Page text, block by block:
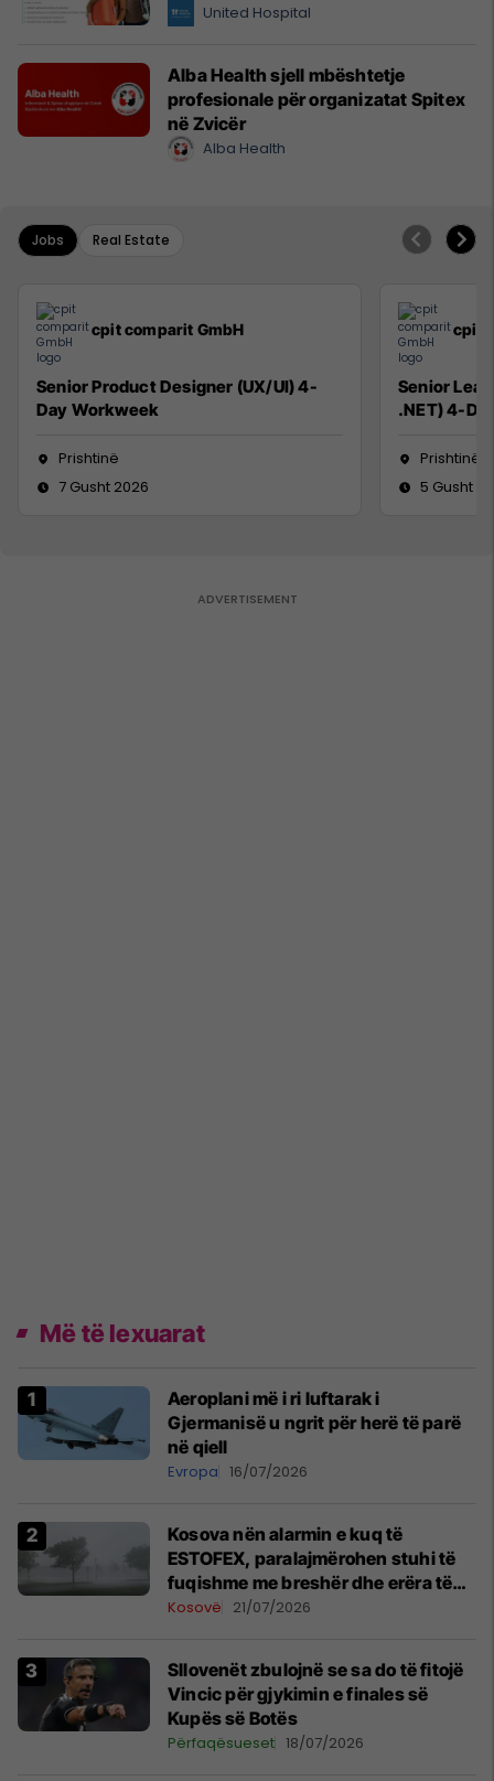
United Hospital
Alba Health sjell mbështetje
profesionale për organizatat Spitex
në Zvicër
Alba Health
Jobs Real Estate
cpit comparit GmbH
Senior Product Designer (UX/UI) 4-
Day Workweek
Prishtinë
7 Gusht 2026
cpit
Senior
.NET) 4-
Prishtinë
5 Gusht
Më të lexuarat
Aeroplani më i ri luftarak i
Gjermanisë u ngrit për herë të parë
në qiell
Evropa 16/07/2026
Kosova nën alarmin e kuq të
ESTOFEX, paralajmërohen stuhi të
fuqishme me breshër dhe erëra të
forta
Kosovë 21/07/2026
Sllovenët zbulojnë se sa do të fitojë
Vincic për gjykimin e finales së
Kupës së Botës
Përfaqësueset 18/07/2026